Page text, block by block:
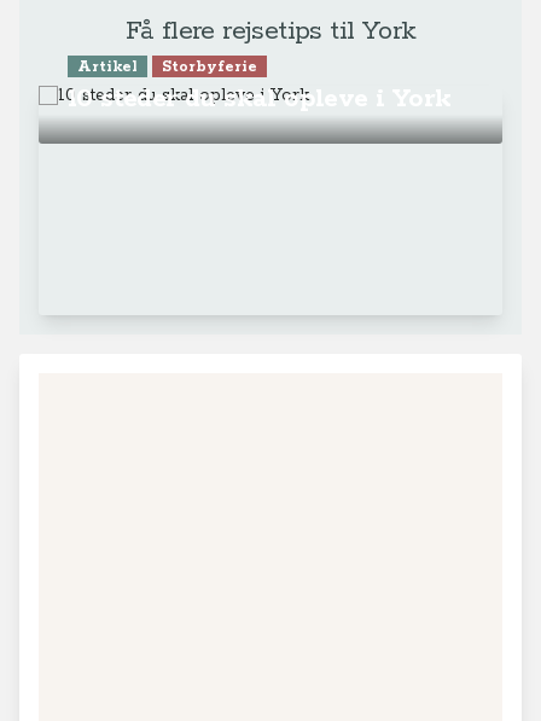
Få flere rejsetips til York
Artikel Storbyferie
10 steder du skal opleve i York